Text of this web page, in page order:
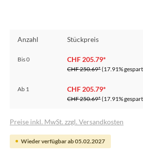
Anzahl Stückpreis
Bis0 CHF 205.79*
CHF 250.69*(17.91%
Ab 1 CHF 205.79*
CHF 250.69*(17.91%
Preise inkl. MwSt. zzgl. Versandkosten
Wieder verfügbar ab 05.02.2027